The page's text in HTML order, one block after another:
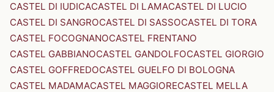
CASTEL DI IUDICACASTEL DI LAMACASTEL DI LUCIO
CASTEL DI SANGROCASTEL DI SASSOCASTEL DI TORA
CASTEL FOCOGNANOCASTEL FRENTANO
CASTEL GABBIANOCASTEL GANDOLFOCASTEL GIORGIO
CASTEL GOFFREDOCASTEL GUELFO DI BOLOGNA
CASTEL MADAMACASTEL MAGGIORECASTEL MELLA